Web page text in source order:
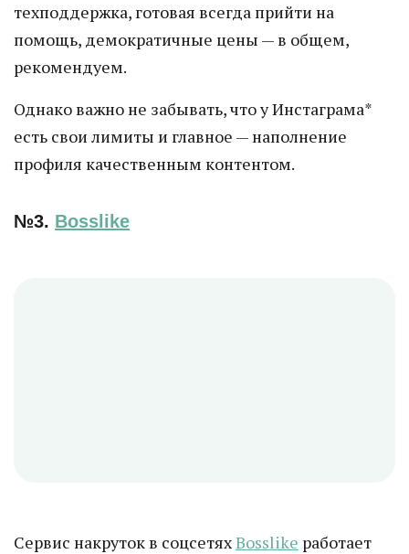
техподдержка, готовая всегда прийти на
помощь, демократичные цены — в общем,
рекомендуем.
Однако важно не забывать, что у Инстаграма*
есть свои лимиты и главное — наполнение
профиля качественным контентом.
№3. Bosslike
Сервис накруток в соцсетяхBosslike работает